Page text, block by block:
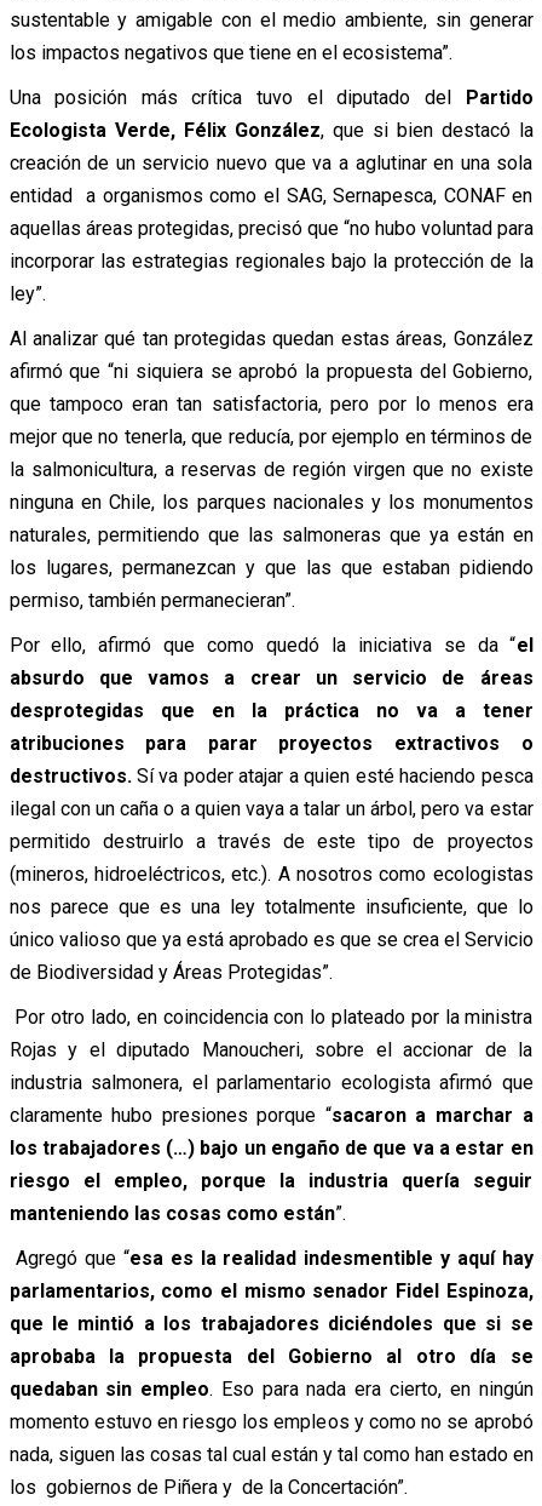
sustentable y amigable con el medio ambiente, sin generar
los impactos negativos que tiene en el ecosistema”.
Una posición más crítica tuvo el diputado del Partido
Ecologista Verde, Félix González, que si bien destacó la
creación de un servicio nuevo que va a aglutinar en una sola
entidad a organismos como el SAG, Sernapesca, CONAF en
aquellas áreas protegidas, precisó que “no hubo voluntad para
incorporar las estrategias regionales bajo la protección de la
ley”.
Al analizar qué tan protegidas quedan estas áreas, González
afirmó que “ni siquiera se aprobó la propuesta del Gobierno,
que tampoco eran tan satisfactoria, pero por lo menos era
mejor que no tenerla, que reducía, por ejemplo en términos de
la salmonicultura, a reservas de región virgen que no existe
ninguna en Chile, los parques nacionales y los monumentos
naturales, permitiendo que las salmoneras que ya están en
los lugares, permanezcan y que las que estaban pidiendo
permiso, también permanecieran”.
Por ello, afirmó que como quedó la iniciativa se da “el
absurdo que vamos a crear un servicio de áreas
desprotegidas que en la práctica no va a tener
atribuciones para parar proyectos extractivos o
destructivos. Sí va poder atajar a quien esté haciendo pesca
ilegal con un caña o a quien vaya a talar un árbol, pero va estar
permitido destruirlo a través de este tipo de proyectos
(mineros, hidroeléctricos, etc.). A nosotros como ecologistas
nos parece que es una ley totalmente insuficiente, que lo
único valioso que ya está aprobado es que se crea el Servicio
de Biodiversidad y Áreas Protegidas”.
Por otro lado, en coincidencia con lo plateado por la ministra
Rojas y el diputado Manoucheri, sobre el accionar de la
industria salmonera, el parlamentario ecologista afirmó que
claramente hubo presiones porque “sacaron a marchar a
los trabajadores (…) bajo un engaño de que va a estar en
riesgo el empleo, porque la industria quería seguir
manteniendo las cosas como están”.
Agregó que “esa es la realidad indesmentible y aquí hay
parlamentarios, como el mismo senador Fidel Espinoza,
que le mintió a los trabajadores diciéndoles que si se
aprobaba la propuesta del Gobierno al otro día se
quedaban sin empleo. Eso para nada era cierto, en ningún
momento estuvo en riesgo los empleos y como no se aprobó
nada, siguen las cosas tal cual están y tal como han estado en
los gobiernos de Piñera y de la Concertación”.